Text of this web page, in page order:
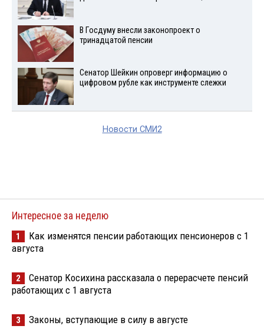
В Госдуму внесли законопроект о
тринадцатой пенсии
Сенатор Шейкин опроверг информацию о
цифровом рубле как инструменте слежки
Новости СМИ2
Интересное за неделю
1
Как изменятся пенсии работающих пенсионеров с 1
августа
2
Сенатор Косихина рассказала о перерасчете пенсий
работающих с 1 августа
3 Законы, вступающие в силу в августе